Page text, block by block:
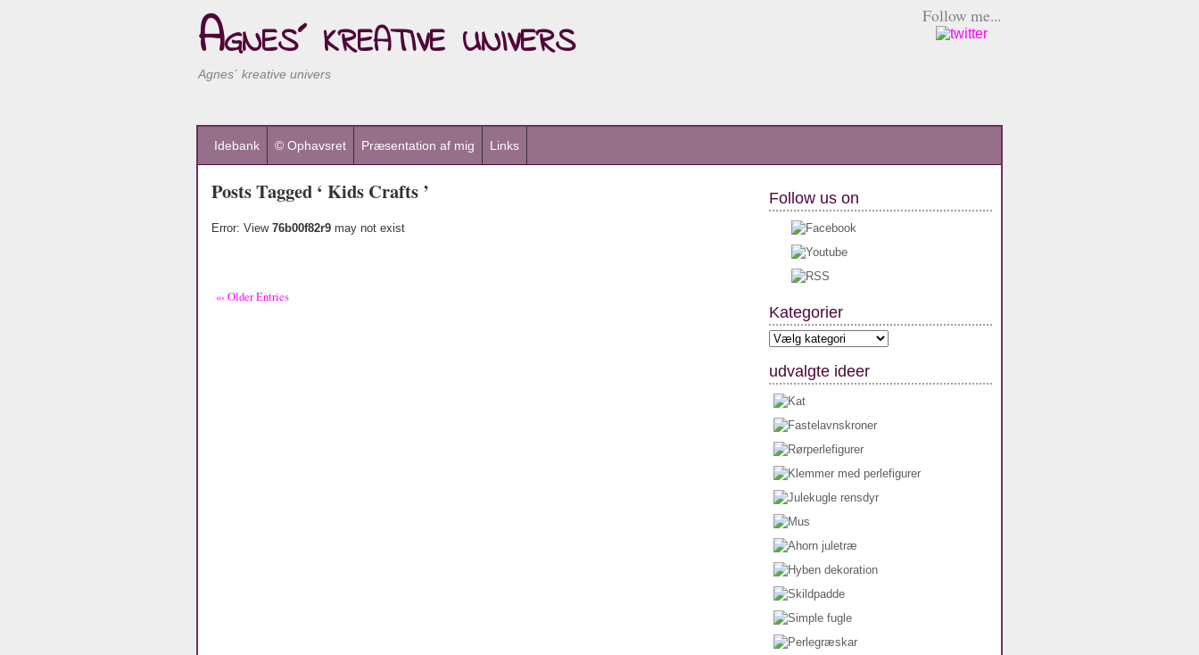
Follow me...
Agnes´ kreative univers
Agnes´ kreative univers
Idebank © Ophavsret Præsentation af mig Links
Posts Tagged ‘ Kids Crafts ’
Error: View 76b00f82r9 may not exist
«‹ Older Entries
Follow us on
Kategorier
Kategorier
udvalgte ideer